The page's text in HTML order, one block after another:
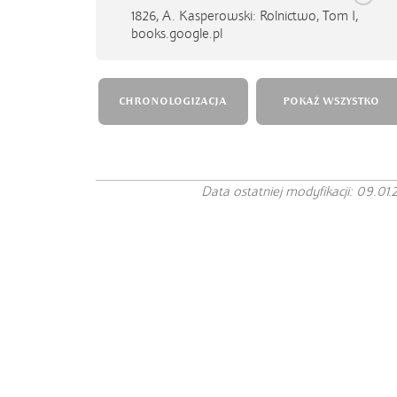
1826, A. Kasperowski: Rolnictwo, Tom I,
books.google.pl
CHRONOLOGIZACJA POKAŻ WSZYSTKO
Data ostatniej modyfikacji: